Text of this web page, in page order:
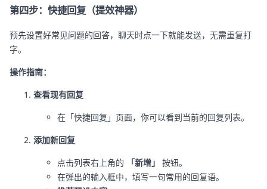
第四步：快捷回复（提效神器）
预先设置好常见问题的回答，聊天时点一下就能发送，无需重复打
字。
操作指南：
查看现有回复
在「快捷回复」页面，你可以看到当前的回复列表。
添加新回复
点击列表右上角的
「新增」
按钮。
在弹出的输入框中，填写一句常用的回复语。